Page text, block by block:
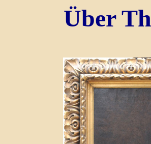
Über T